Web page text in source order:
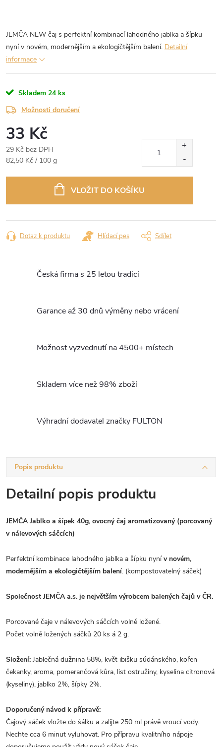
JEMČA NEW čaj s perfektní kombinací lahodného jablka a šípku
nyní v novém, modernějším a ekologičtějším balení. Detailní
informace
Skladem 24 ks
Možnosti doručení
33 Kč
29 Kč bez DPH
Měrná
82,50 Kč / 100 g
VLOŽIT DO KOŠÍKU
Dotaz k produktu Hlídací pes Sdílet
Česká firma s 25 letou tradicí
Garance až 30 dnů výměny nebo vrácení
Možnost vyzvednutí na 4500+ místech
Skladem více než 98% zboží
Výhradní dodavatel značky FULTON
Popis produktu
Detailní popis produktu
JEMČA Jablko a šípek 40g, ovocný čaj aromatizovaný (porcovaný
v nálevových sáčcích)
Perfektní kombinace lahodného jablka a šípku nynív novém,
modernějším a ekologičtějším balení. (kompostovatelný sáček)
Společnost JEMČA a.s. je největším výrobcem balených čajů v ČR.
Porcované čaje v nálevových sáčcích volně ložené.
Počet volně ložených sáčků 20 ks á 2 g.
Složení: Jablečná dužnina 58%, květ ibišku súdánského, kořen
čekanky, aroma, pomerančová kůra, list ostružiny, kyselina citronová
(kyseliny), jablko 2%, šípky 2%.
Doporučený návod k přípravě:
Čajový sáček vložte do šálku a zalijte 250 ml právě vroucí vody.
Nechte cca 6 minut vyluhovat. Pro přípravu kvalitního nápoje